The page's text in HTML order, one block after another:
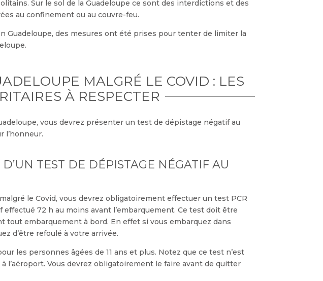
Sur le sol de la Guadeloupe ce sont des interdictions et des
au confinement ou au couvre-feu.
Guadeloupe, des mesures ont été prises pour tenter de limiter la
MALGRÉ LE COVID : LES
À RESPECTER
vous devrez présenter un test de dépistage négatif au
l’honneur.
TEST DE DÉPISTAGE NÉGATIF AU
le Covid, vous devrez obligatoirement effectuer un test PCR
72 h au moins avant l’embarquement. Ce test doit être
tout embarquement à bord. En effet si vous embarquez dans
d’être refoulé à votre arrivée.
les personnes âgées de 11 ans et plus. Notez que ce test n’est
l’aéroport. Vous devrez obligatoirement le faire avant de quitter